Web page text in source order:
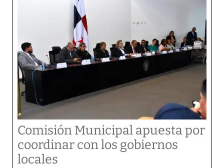
Comisión Municipal apuesta por
coordinar con los gobiernos
locales